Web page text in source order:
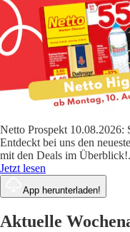
Netto Prospekt 10.08.2026:
Entdeckt bei uns den
mit den Deals im Überblick!
Jetzt lesen
App herunterladen!
Aktuelle